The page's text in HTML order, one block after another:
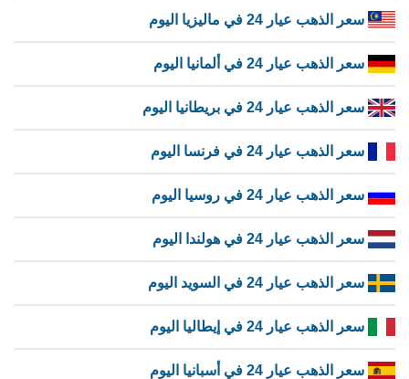
سعر الذهب عيار 24 في ماليزيا اليوم
سعر الذهب عيار 24 في ألمانيا اليوم
سعر الذهب عيار 24 في بريطانيا اليوم
سعر الذهب عيار 24 في فرنسا اليوم
سعر الذهب عيار 24 في روسيا اليوم
سعر الذهب عيار 24 في هولندا اليوم
سعر الذهب عيار 24 في السويد اليوم
سعر الذهب عيار 24 في إيطاليا اليوم
سعر الذهب عيار 24 في أسبانيا اليوم